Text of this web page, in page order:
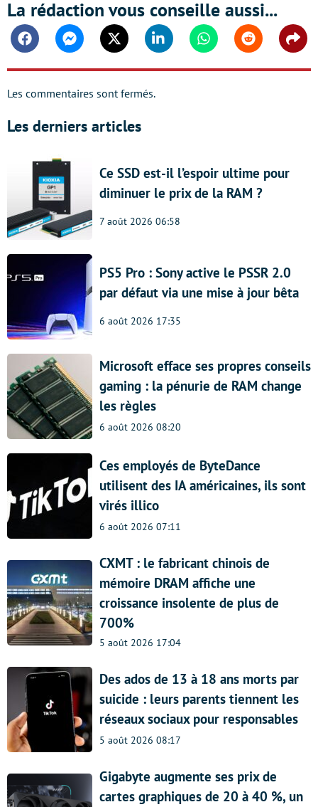
La rédaction vous conseille aussi...
FacebookMessengerTwitter Linkedin WhatsappReddit
Les commentaires sont fermés.
Les derniers articles
Ce SSD est-il l’espoir ultime pour
diminuer le prix de la RAM ?
7 août 2026 06:58
PS5 Pro : Sony active le PSSR 2.0
par défaut via une mise à jour bêta
6 août 2026 17:35
Microsoft efface ses propres conseils
gaming : la pénurie de RAM change
les règles
6 août 2026 08:20
Ces employés de ByteDance
utilisent des IA américaines, ils sont
virés illico
6 août 2026 07:11
CXMT : le fabricant chinois de
mémoire DRAM affiche une
croissance insolente de plus de
700%
5 août 2026 17:04
Des ados de 13 à 18 ans morts par
suicide : leurs parents tiennent les
réseaux sociaux pour responsables
5 août 2026 08:17
Gigabyte augmente ses prix de
cartes graphiques de 20 à 40 %, un